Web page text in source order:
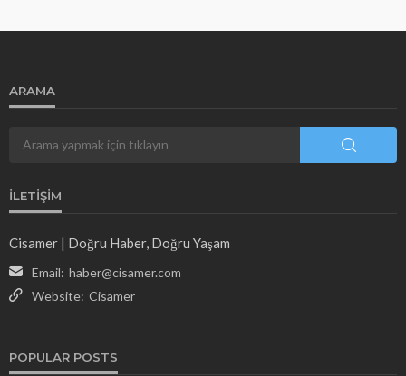
ARAMA
İLETIŞIM
Cisamer | Doğru Haber, Doğru Yaşam
Email: haber@cisamer.com
Website: Cisamer
POPULAR POSTS